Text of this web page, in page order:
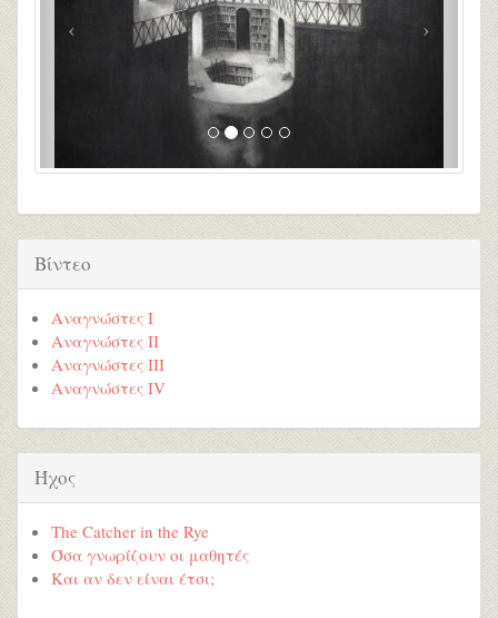
Βίντεο
Αναγνώστες Ι
Αναγνώστες ΙΙ
Αναγνώστες ΙΙI
Αναγνώστες ΙV
Ήχος
The Catcher in the Rye
Όσα γνωρίζουν οι μαθητές
Και αν δεν είναι έτσι;